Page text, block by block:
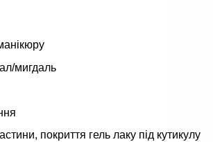
мигдаль
покриття гель лаку під кутикулу